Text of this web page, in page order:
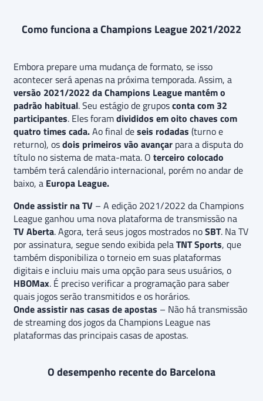
Como funciona a Champions League 2021/2022
Embora prepare uma mudança de formato, se isso
acontecer será apenas na próxima temporada. Assim, a
versão 2021/2022 da Champions League mantém o
padrão habitual. Seu estágio de gruposconta com 32
participantes. Eles foramdivididos em oito chaves com
quatro times cada.Ao final deseis rodadas (turno e
returno), osdois primeiros vão avançar para a disputa do
título no sistema de mata-mata. O terceiro colocado
também terá calendário internacional, porém no andar de
baixo, a Europa League.
Onde assistir na TV – A edição 2021/2022 da Champions
League ganhou uma nova plataforma de transmissão na
TV Aberta. Agora, terá seus jogos mostrados noSBT. Na TV
por assinatura, segue sendo exibida pelaTNT Sports, que
também disponibiliza o torneio em suas plataformas
digitais e incluiu mais uma opção para seus usuários, o
HBOMax. É preciso verificar a programação para saber
quais jogos serão transmitidos e os horários.
Onde assistir nas casas de apostas – Não há transmissão
de streaming dos jogos da Champions League nas
plataformas das principais casas de apostas.
O desempenho recente do Barcelona